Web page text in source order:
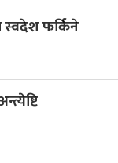
स्वदेश फर्किने